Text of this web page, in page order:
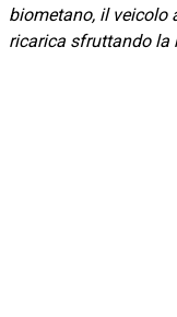
biometano, il veicolo
ricarica sfruttando la